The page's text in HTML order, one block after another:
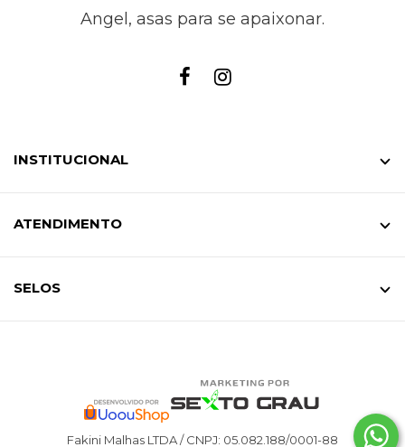
Angel, asas para se apaixonar.
INSTITUCIONAL
ATENDIMENTO
SELOS
Fakini Malhas LTDA / CNPJ: 05.082.188/0001-88